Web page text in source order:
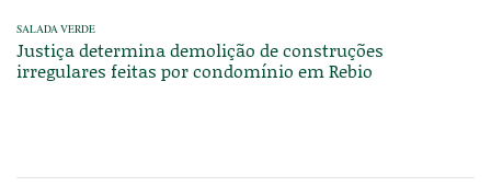
SALADA VERDE
Justiça determina demolição de construções
irregulares feitas por condomínio em Rebio